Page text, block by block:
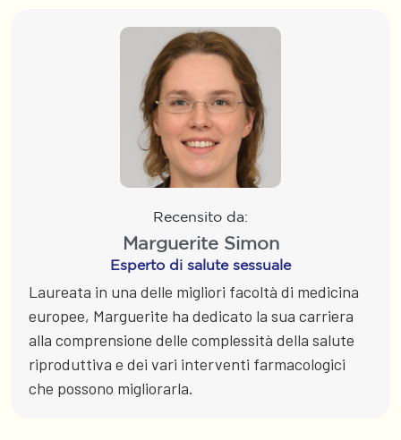
Recensito da:
Marguerite Simon
Esperto di salute sessuale
Laureata in una delle migliori facoltà di medicina
europee, Marguerite ha dedicato la sua carriera
alla comprensione delle complessità della salute
riproduttiva e dei vari interventi farmacologici
che possono migliorarla.